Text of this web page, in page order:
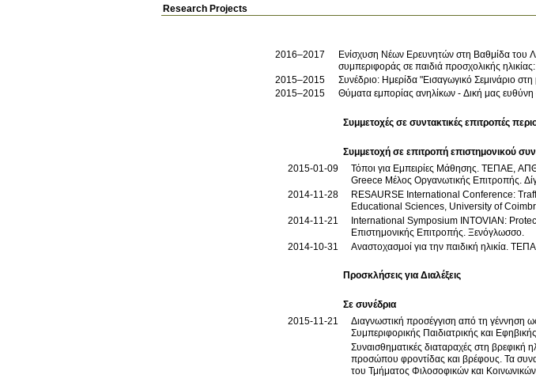
Research Projects
2016–2017
Ενίσχυση Νέων Ερευνητών στη Βαθμίδα του
συμπεριφοράς σε παιδιά προσχολικής
2015–2015
Συνέδριο: Ημερίδα "Εισαγωγικό Σεμινάριο
2015–2015
Θύματα εμπορίας ανηλίκων - Δική μας
Συμμετοχές σε συντακτικές επιτροπές
Συμμετοχή σε επιτροπή επιστημονικού
2015-01-09
Τόποι για Εμπειρίες Μάθησης ΤΕΠΑΕ, ΑΠΘ
Greece Μέλος Οργανωτικής Επιτροπής
2014-11-28
RESAURSE International Conference:
Educational Sciences, University of
2014-11-21
International Symposium INTOVIAN:
Επιστημονικής Επιτροπής Ξενόγλωσσο
2014-10-31
Αναστοχασμοί για την παιδική ηλικία
Προσκλήσεις για Διαλέξεις
Σε συνέδρια
2015-11-21
Διαγνωστική προσέγγιση από τη γέννηση
Συναισθηματικές διαταραχές στη βρεφική
προσώπου φροντίδας και βρέφους. Τα